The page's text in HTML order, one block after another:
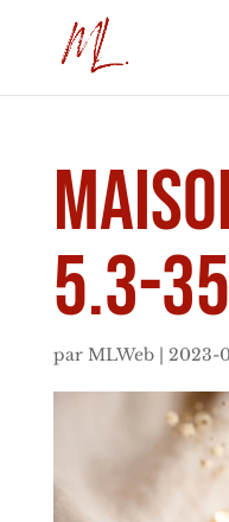
5.3-35
par MLWeb| 2023-